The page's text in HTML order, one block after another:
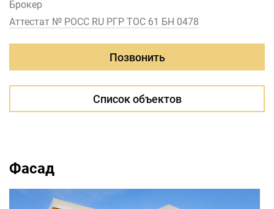
Брокер
Аттестат № РОСС RU РГР ТОС 61 БН 0478
Позвонить
Список объектов
Фасад